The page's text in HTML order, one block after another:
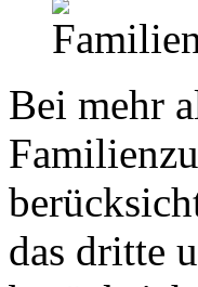
Bei mehr
das dritte